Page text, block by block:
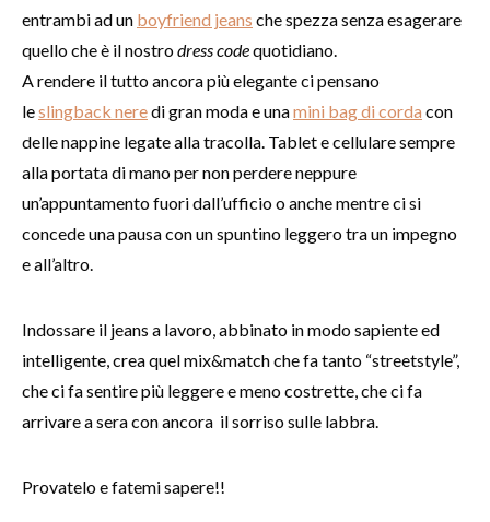
entrambi ad un boyfriend jeans che spezza senza esagerare
quello che è il nostrodress codequotidiano.
A rendere il tutto ancora più elegante ci pensano
leslingback neredi gran moda e unamini bag di corda con
delle nappine legate alla tracolla. Tablet e cellulare sempre
alla portata di mano per non perdere neppure
un’appuntamento fuori dall’ufficio o anche mentre ci si
concede una pausa con un spuntino leggero tra un impegno
e all’altro.
Indossare il jeans a lavoro, abbinato in modo sapiente ed
intelligente, crea quel mix&match che fa tanto “streetstyle”,
che ci fa sentire più leggere e meno costrette, che ci fa
arrivare a sera con ancora il sorriso sulle labbra.
Provatelo e fatemi sapere!!